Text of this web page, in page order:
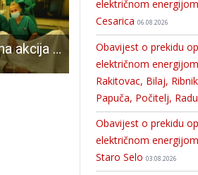
Humanitarna akcija Rotary kluba Gospić „Rodi s osmjehom „
električnom
Cesarica 06.08.2026
Obavijest o prekidu
električnom
Rakitovac, Bilaj,
Papuča, Počitelj,
Obavijest o prekidu
električnom
Staro Selo 03.08.2026